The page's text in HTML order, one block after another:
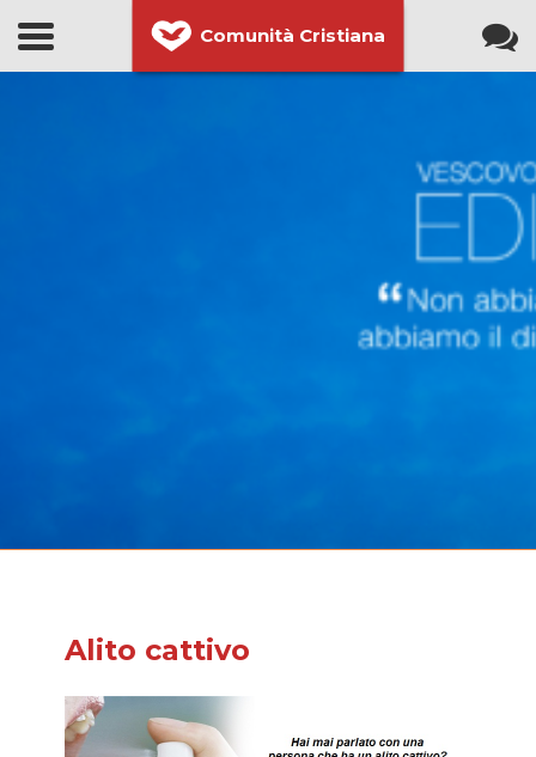
Comunità Cristiana
Alito cattivo